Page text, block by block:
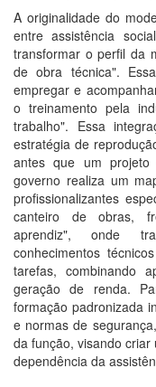
A originalidade do
entre assistência
transformar o perfil da
de obra técnica".
empregar e
o treinamento pela
trabalho". Essa
estratégia de
antes que um
governo realiza um
profissionalizantes
canteiro de obras,
aprendiz", onde
conhecimentos
tarefas, combinando
geração de renda.
formação padronizada
e normas de
da função, visando
dependência da